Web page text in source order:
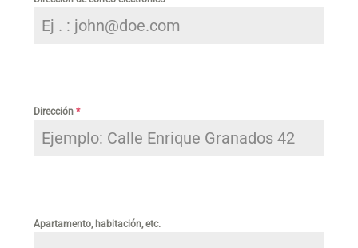
Dirección *
Apartamento, habitación, etc.